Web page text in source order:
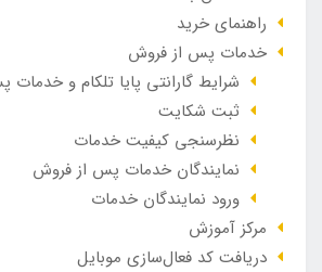
راهنمای خرید
خدمات پس از فروش
شرایط گارانتی پایا تلکام و
ثبت شکایت
نظرسنجی کیفیت خدمات
نمایندگان خدمات پس از فروش
ورود نمایندگان خدمات
مرکز آموزش
دریافت کد فعال‌سازی موبایل